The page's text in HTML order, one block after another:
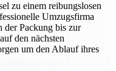
zu einem reibungslosen
Umzugsfirma
der Packung bis zur
den nächsten
um den Ablauf ihres